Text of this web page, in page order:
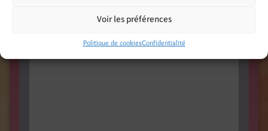
Voir les préférences
Politique de cookiesConfidentialité